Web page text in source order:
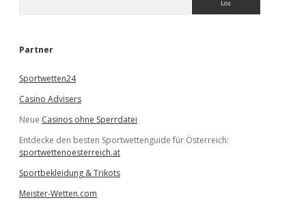
e
Partner
Sportwetten24
Casino Advisers
Neue Casinos ohne Sperrdatei
Entdecke den besten Sportwettenguide für Österreich:
sportwettenoesterreich.at
Sportbekleidung & Trikots
Meister-Wetten.com